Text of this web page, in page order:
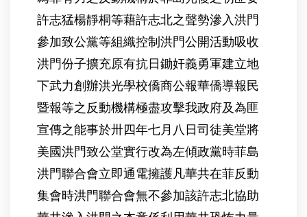
許志猛楊靜桐等藉許志北之聲勢滲入洪門
參加致公黨等組織控制洪門公開活動吸收
洪門份子擴充原有抗日鋤奸義勇軍建立地
下武力創辦洪光學校僑商公報華僑導報民
暨報等之反動機構極盡攻擊我政府及為匪
宣傳之能事於卅四年七月八日司徒美堂將
美國洪門致公堂實行改為左傾政黨時菲島
洪門聯合會立即通電擁護凡華共在菲反動
集會時洪門聯合會無不參加該許志北協助